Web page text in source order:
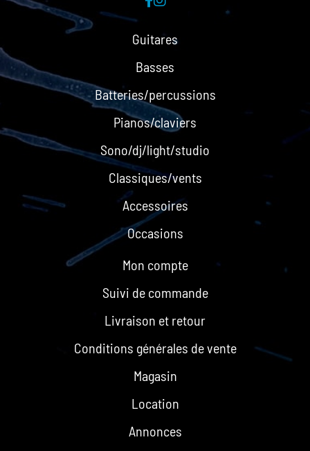
Guitares
Basses
Batteries/percussions
Pianos/claviers
Sono/dj/light/studio
Classiques/vents
Accessoires
Occasions
Mon compte
Suivi de commande
Livraison et retour
Conditions générales de vente
Magasin
Location
Annonces